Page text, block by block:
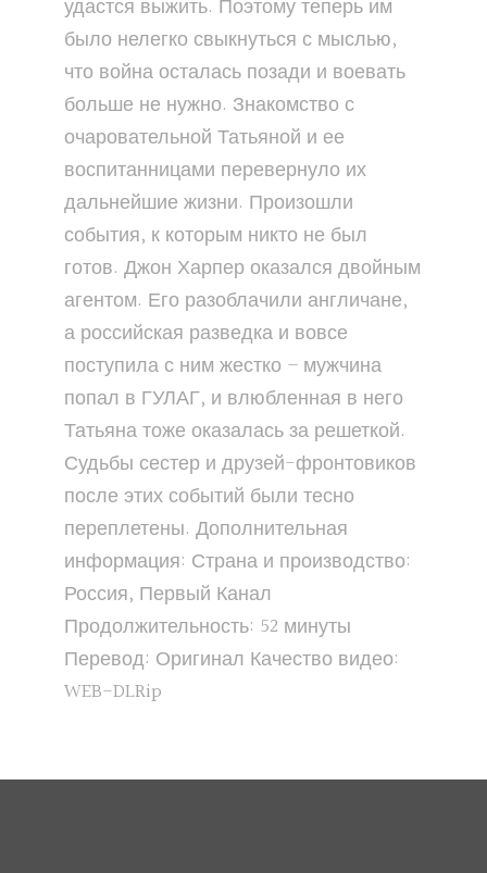
удастся выжить. Поэтому теперь им
было нелегко свыкнуться с мыслью,
что война осталась позади и воевать
больше не нужно. Знакомство с
очаровательной Татьяной и ее
воспитанницами перевернуло их
дальнейшие жизни. Произошли
события, к которым никто не был
готов. Джон Харпер оказался двойным
агентом. Его разоблачили англичане,
а российская разведка и вовсе
поступила с ним жестко – мужчина
попал в ГУЛАГ, и влюбленная в него
Татьяна тоже оказалась за решеткой.
Судьбы сестер и друзей-фронтовиков
после этих событий были тесно
переплетены. Дополнительная
информация: Страна и производство:
Россия, Первый Канал
Продолжительность: 52 минуты
Перевод: Оригинал Качество видео:
WEB-DLRip